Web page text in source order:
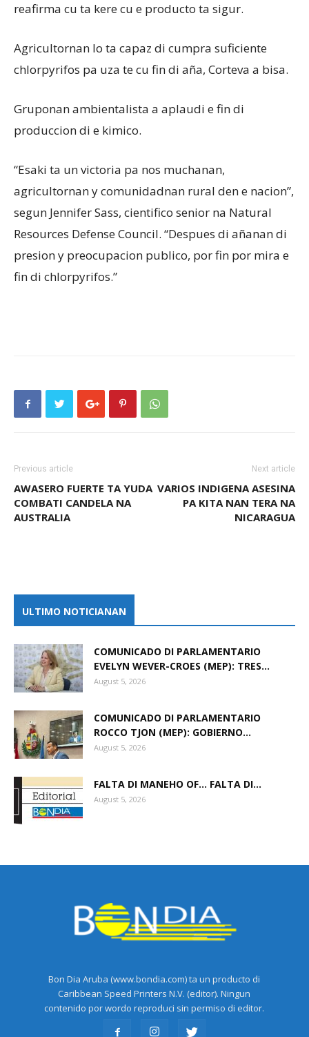
reafirma cu ta kere cu e producto ta sigur.
Agricultornan lo ta capaz di cumpra suficiente
chlorpyrifos pa uza te cu fin di aña, Corteva a bisa.
Gruponan ambientalista a aplaudi e fin di
produccion di e kimico.
“Esaki ta un victoria pa nos muchanan,
agricultornan y comunidadnan rural den e nacion”,
segun Jennifer Sass, cientifico senior na Natural
Resources Defense Council. “Despues di añanan di
presion y preocupacion publico, por fin por mira e
fin di chlorpyrifos.”
Previous article
AWASERO FUERTE TA YUDA
COMBATI CANDELA NA
AUSTRALIA
Next article
VARIOS INDIGENA ASESINA
PA KITA NAN TERA NA
NICARAGUA
ULTIMO NOTICIANAN
COMUNICADO DI PARLAMENTARIO
EVELYN WEVER-CROES (MEP): TRES...
August 5, 2026
COMUNICADO DI PARLAMENTARIO
ROCCO TJON (MEP): GOBIERNO...
August 5, 2026
FALTA DI MANEHO OF… FALTA DI...
August 5, 2026
Bon Dia Aruba (www.bondia.com) ta un producto di
Caribbean Speed Printers N.V. (editor). Ningun
contenido por wordo reproduci sin permiso di editor.